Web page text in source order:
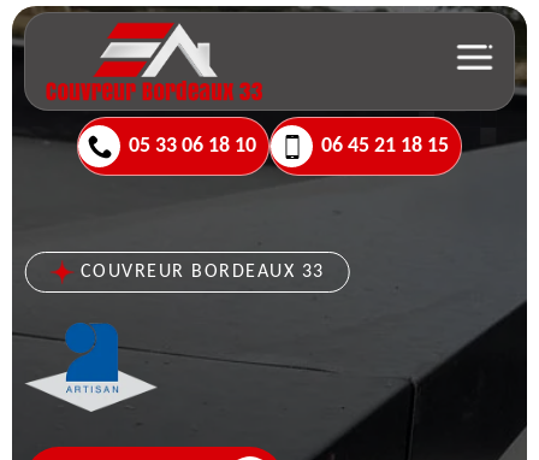
05 33 06 18 10 06 45 21 18 15
COUVREUR BORDEAUX 33